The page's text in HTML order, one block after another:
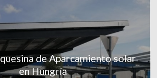
de Aparcamiento solar
en Hungría